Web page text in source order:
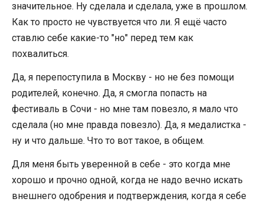
значительное. Ну сделала и сделала, уже в прошлом.
Как то просто не чувствуется что ли. Я ещё часто
ставлю себе какие-то "но" перед тем как
похвалиться.
Да, я перепоступила в Москву - но не без помощи
родителей, конечно. Да, я смогла попасть на
фестиваль в Сочи - но мне там повезло, я мало что
сделала (но мне правда повезло). Да, я медалистка -
ну и что дальше. Что то вот такое, в общем.
Для меня быть уверенной в себе - это когда мне
хорошо и прочно одной, когда не надо вечно искать
внешнего одобрения и подтверждения, когда я себе